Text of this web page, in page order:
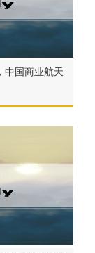
中国商业航天